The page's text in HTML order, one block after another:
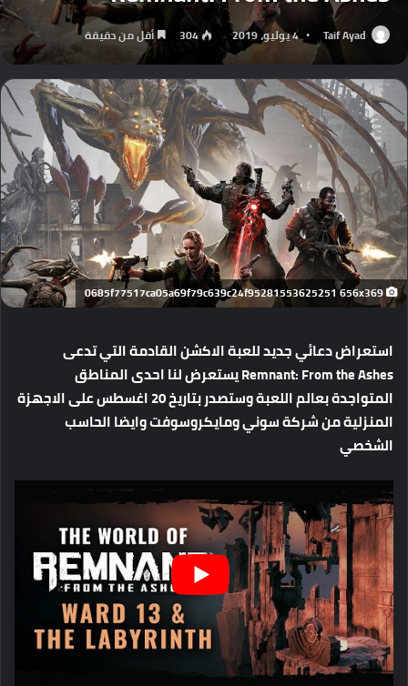
Taif Ayad 4 يوليو، 2019 304 أقل من دقيقة
0685f77517ca05a69f79c639c24f95281553625251 656x369
استعراض دعائي جديد للعبة الاكشن القادمة التي تدعى
Remnant: From the Ashes يستعرض لنا احدى المناطق
المتواجدة بعالم اللعبة وستصدر بتاريخ 20 اغسطس على الاجهزة
المنزلية من شركة سوني ومايكروسوفت وايضا الحاسب
الشخصي